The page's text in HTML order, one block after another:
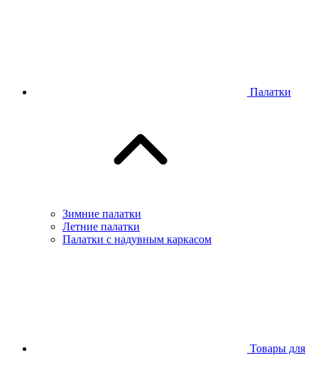
Палатки
Зимние палатки
Летние палатки
Палатки с надувным каркасом
Товары для